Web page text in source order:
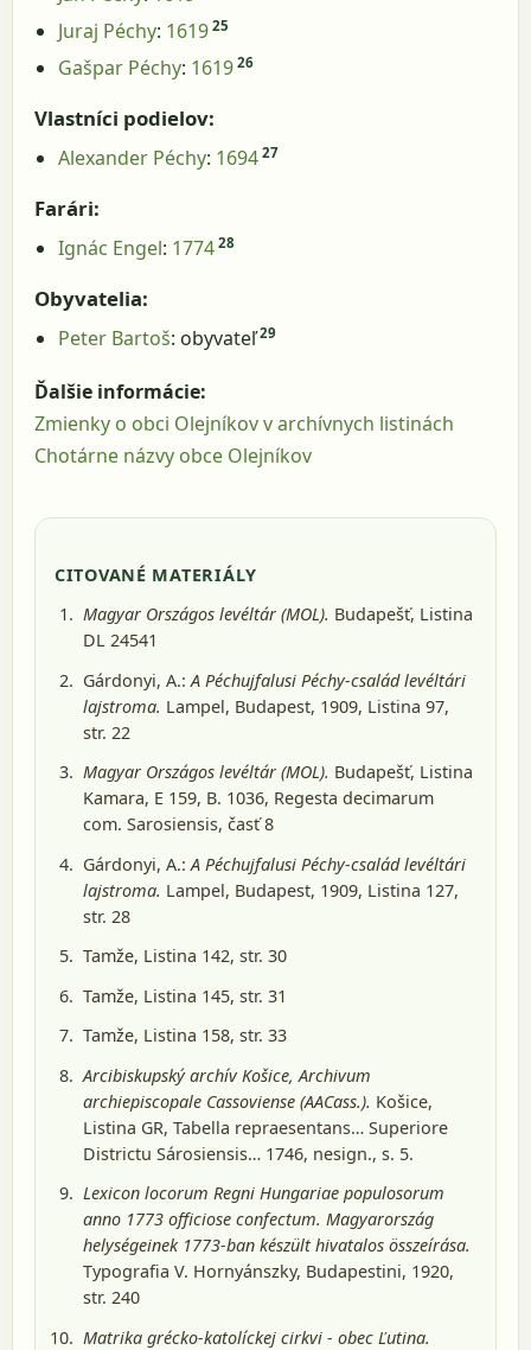
Juraj Péchy: 1619 25
Gašpar Péchy: 1619 26
Vlastníci podielov:
Alexander Péchy: 1694 27
Farári:
Ignác Engel: 1774 28
Obyvatelia:
Peter Bartoš: obyvateľ 29
Ďalšie informácie:
Zmienky o obci Olejníkov v archívnych listinách
Chotárne názvy obce Olejníkov
CITOVANÉ MATERIÁLY
Magyar Országos levéltár (MOL). Budapešť, Listina
DL 24541
Gárdonyi, A.: A Péchujfalusi Péchy-család levéltári
lajstroma. Lampel, Budapest, 1909, Listina 97,
str. 22
Magyar Országos levéltár (MOL). Budapešť, Listina
Kamara, E 159, B. 1036, Regesta decimarum
com. Sarosiensis, časť 8
Gárdonyi, A.: A Péchujfalusi Péchy-család levéltári
lajstroma. Lampel, Budapest, 1909, Listina 127,
str. 28
Tamže, Listina 142, str. 30
Tamže, Listina 145, str. 31
Tamže, Listina 158, str. 33
Arcibiskupský archív Košice, Archivum
archiepiscopale Cassoviense (AACass.). Košice,
Listina GR, Tabella repraesentans… Superiore
Districtu Sárosiensis… 1746, nesign., s. 5.
Lexicon locorum Regni Hungariae populosorum
anno 1773 officiose confectum. Magyarország
helységeinek 1773-ban készült hivatalos összeírása.
Typografia V. Hornyánszky, Budapestini, 1920,
str. 240
Matrika grécko-katolíckej cirkvi - obec Ľutina.